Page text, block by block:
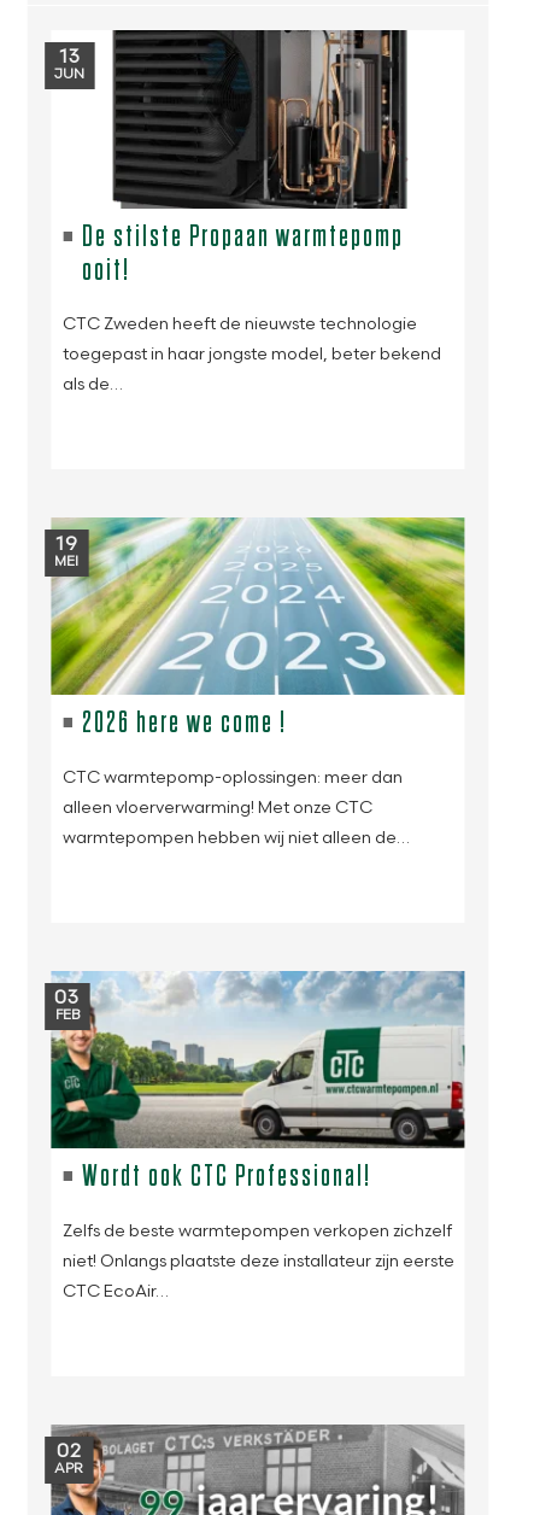
13
JUN
De stilste Propaan warmtepomp
ooit!
CTC Zweden heeft de nieuwste technologie
toegepast in haar jongste model, beter bekend
als de…
19
MEI
2026 here we come !
CTC warmtepomp-oplossingen: meer dan
alleen vloerverwarming! Met onze CTC
warmtepompen hebben wij niet alleen de…
03
FEB
Wordt ook CTC Professional!
Zelfs de beste warmtepompen verkopen zichzelf
niet! Onlangs plaatste deze installateur zijn eerste
CTC EcoAir…
02
APR